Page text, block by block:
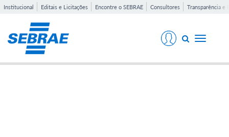
Institucional Editais e Licitações Encontre o SEBRAE Consultores Transparência e
Toggle